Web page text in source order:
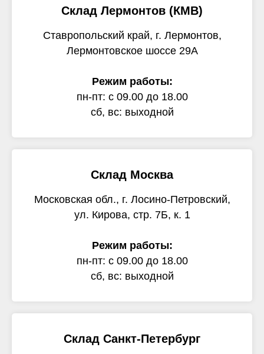
Склад Лермонтов (КМВ)
Ставропольский край, г. Лермонтов,
Лермонтовское шоссе 29А
Режим работы:
пн-пт: с 09.00 до 18.00
сб, вс: выходной
Склад Москва
Московская обл., г. Лосино-Петровский,
ул. Кирова, стр. 7Б, к. 1
Режим работы:
пн-пт: с 09.00 до 18.00
сб, вс: выходной
Склад Санкт-Петербург